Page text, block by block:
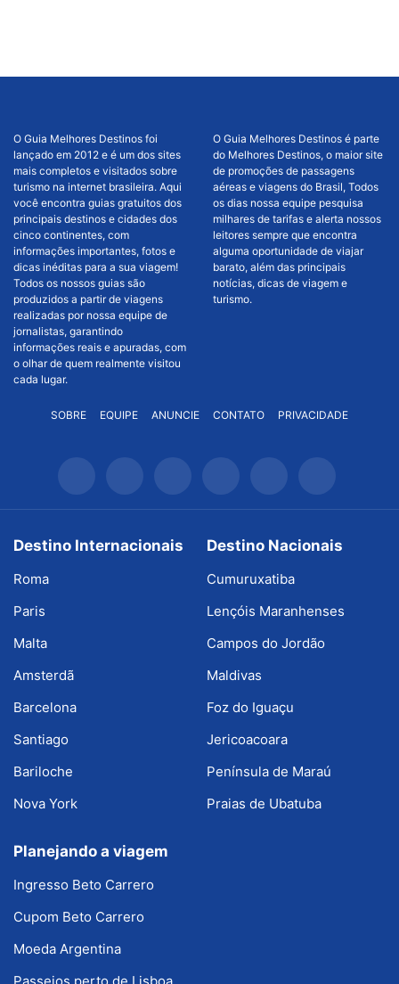
O Guia Melhores Destinos foi
lançado em 2012 e é um dos sites
mais completos e visitados sobre
turismo na internet brasileira. Aqui
você encontra guias gratuitos dos
principais destinos e cidades dos
cinco continentes, com
informações importantes, fotos e
dicas inéditas para a sua viagem!
Todos os nossos guias são
produzidos a partir de viagens
realizadas por nossa equipe de
jornalistas, garantindo
informações reais e apuradas, com
o olhar de quem realmente visitou
cada lugar.
O Guia Melhores Destinos é parte
do Melhores Destinos, o maior site
de promoções de passagens
aéreas e viagens do Brasil, Todos
os dias nossa equipe pesquisa
milhares de tarifas e alerta nossos
leitores sempre que encontra
alguma oportunidade de viajar
barato, além das principais
notícias, dicas de viagem e
turismo.
SOBRE EQUIPE ANUNCIE CONTATO PRIVACIDADE
Destino Internacionais
Roma
Paris
Malta
Amsterdã
Barcelona
Santiago
Bariloche
Nova York
Destino Nacionais
Cumuruxatiba
Lençóis Maranhenses
Campos do Jordão
Maldivas
Foz do Iguaçu
Jericoacoara
Península de Maraú
Praias de Ubatuba
Planejando a viagem
Ingresso Beto Carrero
Cupom Beto Carrero
Moeda Argentina